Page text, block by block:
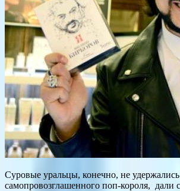
Суровые уральцы, конечно, не
самопровозглашенного поп-короля, дали